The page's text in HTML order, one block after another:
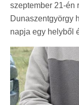
szeptember 21-én
Dunaszentgyörgy
napja egy helyből